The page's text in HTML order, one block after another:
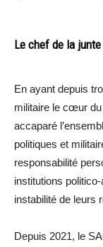
Le chef de la
En ayant depuis
militaire le cœur du
accaparé
politiques et
responsabilité
institutions
instabilité de leurs
Depuis 2021, le